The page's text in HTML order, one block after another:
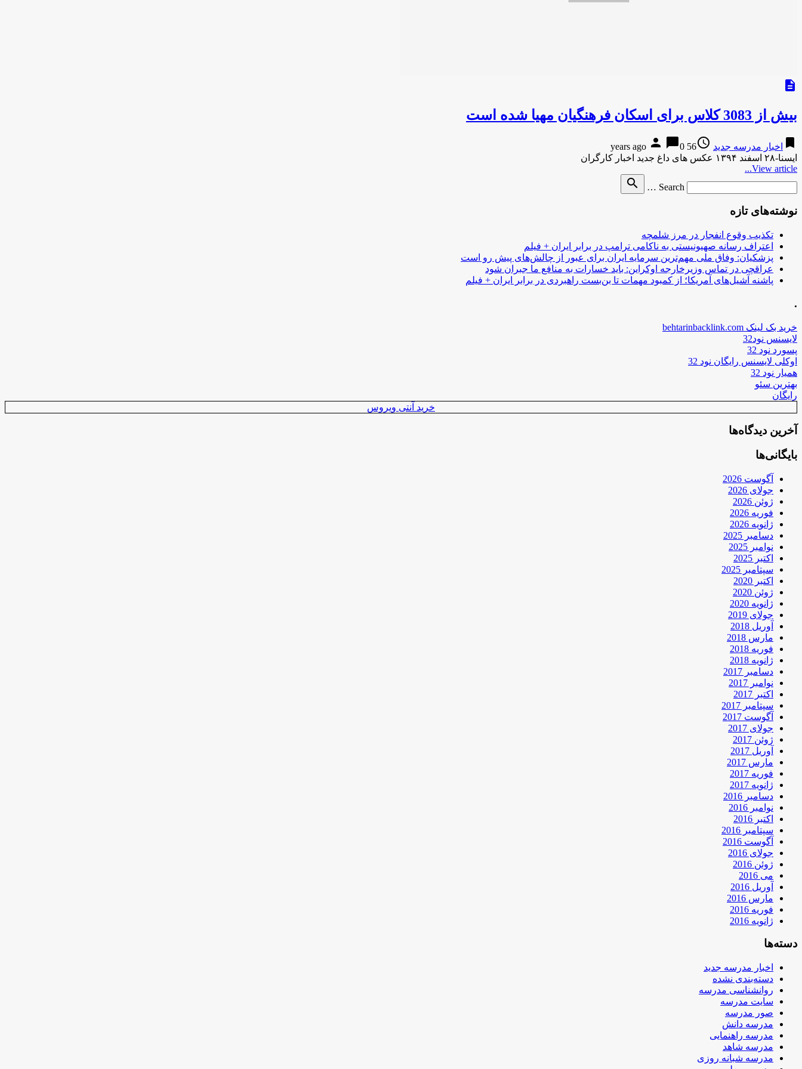
description
بیش از 3083 کلاس برای اسکان فرهنگیان مهیا شده است
bookmark اخبار مدرسه جدید access_time
56 years ago
person chat_bubble0
ایسنا-۲۸ اسفند ۱۳۹۴ عکس های داغ جدید اخبار کارگران
View article...
Search …
search
نوشته‌های تازه
تکذیب وقوع انفجار در مرز شلمچه
اعتراف رسانه صهیونیستی به ناکامی ترامپ در برابر ایران + فیلم
پزشکیان: وفاق ملی مهم‌ترین سرمایه ایران برای عبور از چالش‌های پیش رو است
عراقچی در تماس وزیرخارجه اوکراین: باید خسارات به منافع ما جبران شود
پاشنه آشیل‌های آمریکا؛ از کمبود مهمات تا بن‌بست راهبردی در برابر ایران + فیلم
.
خرید بک لینک behtarinbacklink.com
لایسنس نود32
پسورد نود 32
اوکلی لایسنس رایگان نود 32
همیار نود 32
بهترین سئو
رایگان
خرید آنتی ویروس
آخرین دیدگاه‌ها
بایگانی‌ها
آگوست 2026
جولای 2026
ژوئن 2026
فوریه 2026
ژانویه 2026
دسامبر 2025
نوامبر 2025
اکتبر 2025
سپتامبر 2025
اکتبر 2020
ژوئن 2020
ژانویه 2020
جولای 2019
آوریل 2018
مارس 2018
فوریه 2018
ژانویه 2018
دسامبر 2017
نوامبر 2017
اکتبر 2017
سپتامبر 2017
آگوست 2017
جولای 2017
ژوئن 2017
آوریل 2017
مارس 2017
فوریه 2017
ژانویه 2017
دسامبر 2016
نوامبر 2016
اکتبر 2016
سپتامبر 2016
آگوست 2016
جولای 2016
ژوئن 2016
می 2016
آوریل 2016
مارس 2016
فوریه 2016
ژانویه 2016
دسته‌ها
اخبار مدرسه جدید
دسته‌بندی نشده
روانشناسی مدرسه
سایت مدرسه
صور مدرسه
مدرسه دانش
مدرسه راهنمایی
مدرسه شاهد
مدرسه شبانه روزی